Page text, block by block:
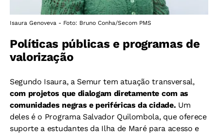
Isaura Genoveva - Foto: Bruno Conha/Secom PMS
Políticas públicas e programas de
valorização
Segundo Isaura, a Semur tem atuação transversal,
com projetos que dialogam diretamente com as
comunidades negras e periféricas da cidade. Um
deles é o Programa Salvador Quilombola, que oferece
suporte a estudantes da Ilha de Maré para acesso e